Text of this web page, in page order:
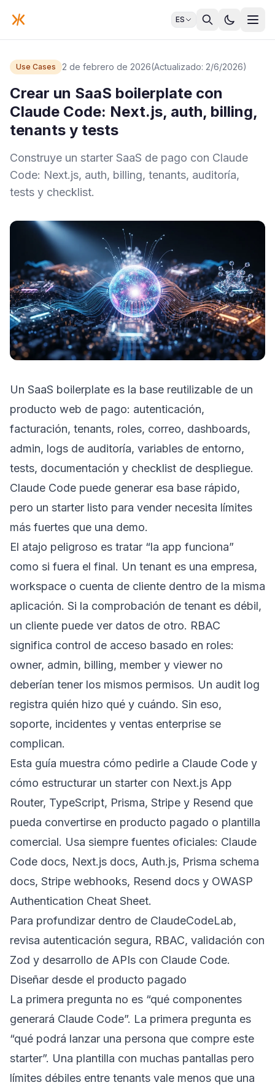
ES
Use Cases 2 de febrero de 2026(Actualizado: 2/6/2026)
Crear un SaaS boilerplate con
Claude Code: Next.js, auth, billing,
tenants y tests
Construye un starter SaaS de pago con Claude
Code: Next.js, auth, billing, tenants, auditoría,
tests y checklist.
Un SaaS boilerplate es la base reutilizable de un
producto web de pago: autenticación,
facturación, tenants, roles, correo, dashboards,
admin, logs de auditoría, variables de entorno,
tests, documentación y checklist de despliegue.
Claude Code puede generar esa base rápido,
pero un starter listo para vender necesita límites
más fuertes que una demo.
El atajo peligroso es tratar “la app funciona”
como si fuera el final. Un tenant es una empresa,
workspace o cuenta de cliente dentro de la misma
aplicación. Si la comprobación de tenant es débil,
un cliente puede ver datos de otro. RBAC
significa control de acceso basado en roles:
owner, admin, billing, member y viewer no
deberían tener los mismos permisos. Un audit log
registra quién hizo qué y cuándo. Sin eso,
soporte, incidentes y ventas enterprise se
complican.
Esta guía muestra cómo pedirle a Claude Code y
cómo estructurar un starter con Next.js App
Router, TypeScript, Prisma, Stripe y Resend que
pueda convertirse en producto pagado o plantilla
comercial. Usa siempre fuentes oficiales: Claude
Code docs, Next.js docs, Auth.js, Prisma schema
docs, Stripe webhooks, Resend docs y OWASP
Authentication Cheat Sheet.
Para profundizar dentro de ClaudeCodeLab,
revisa autenticación segura, RBAC, validación con
Zod y desarrollo de APIs con Claude Code.
Diseñar desde el producto pagado
La primera pregunta no es “qué componentes
generará Claude Code”. La primera pregunta es
“qué podrá lanzar una persona que compre este
starter”. Una plantilla con muchas pantallas pero
límites débiles entre tenants vale menos que una